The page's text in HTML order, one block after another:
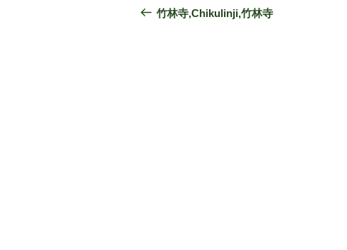
稿
の
竹林寺,Chikulinji,竹林寺